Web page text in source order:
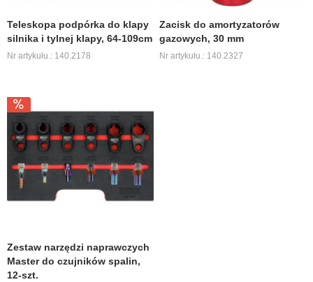
Teleskopa podpórka do klapy
silnika i tylnej klapy, 64-109cm
Nr artykułu.: 140.2178
Zacisk do amortyzatorów
gazowych, 30 mm
Nr artykułu.: 140.2327
Zestaw narzędzi naprawczych
Master do czujników spalin,
12-szt.